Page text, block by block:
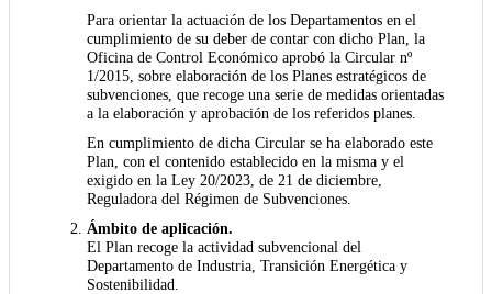
Para orientar la actuación de los Departamentos en el
cumplimiento de su deber de contar con dicho Plan, la
Oficina de Control Económico aprobó la Circular nº
1/2015, sobre elaboración de los Planes estratégicos de
subvenciones, que recoge una serie de medidas orientadas
a la elaboración y aprobación de los referidos planes.
En cumplimiento de dicha Circular se ha elaborado este
Plan, con el contenido establecido en la misma y el
exigido en la Ley 20/2023, de 21 de diciembre,
Reguladora del Régimen de Subvenciones.
Ámbito de aplicación.
El Plan recoge la actividad subvencional del
Departamento de Industria, Transición Energética y
Sostenibilidad.